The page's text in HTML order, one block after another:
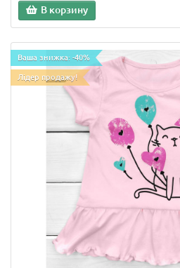
В корзину
Ваша знижка: -40%
Лідер продажу!